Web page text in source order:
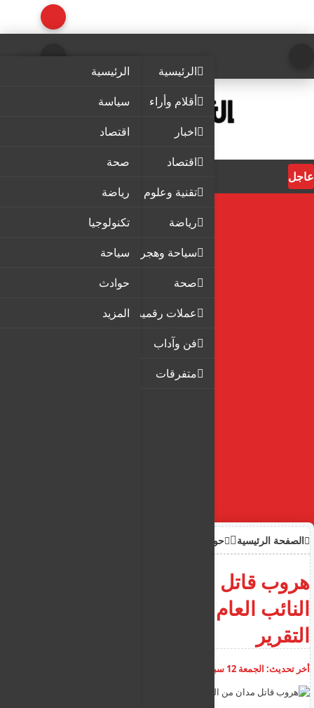
الرئيسية
أقلام وأراء
اخبار
اقتصاد
تقنية وعلوم
رياضة
سياحة وهجرة
صحة
عملات رقمية
فن وآداب
متفرقات
الرئيسية
سياسة
اقتصاد
صحة
رياضة
تكنولوجيا
سياحة
حوادث
المزيد
عاجل
الصفحة الرئيسية حوادث
هروب قاتل مدان من السجن و
النائب العام القبرصي يتلقى
التقرير
أخر تحديث: الجمعة 12 سبتمبر 2025